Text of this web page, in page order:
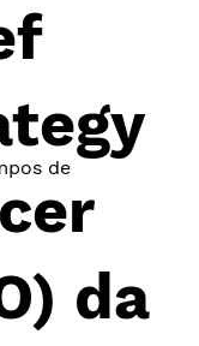
de
da